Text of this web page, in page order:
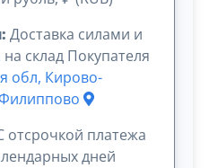
Доставка силами и
склад Покупателя
обл, Кирово-
Филиппово
отсрочкой платежа
дней